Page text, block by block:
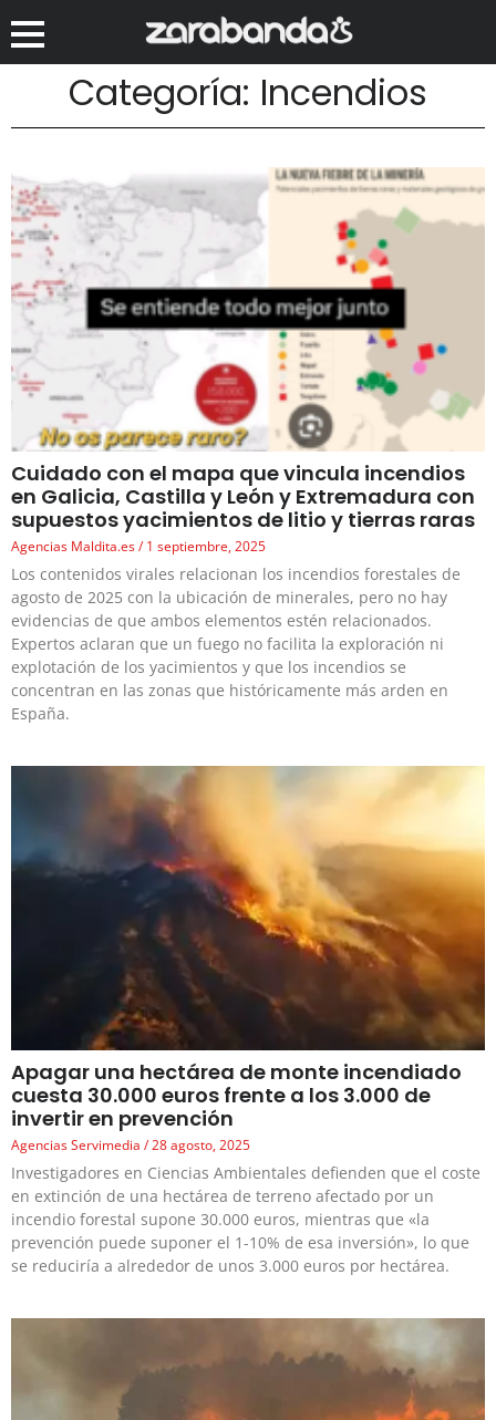
Categoría: Incendios
Cuidado con el mapa que vincula incendios
en Galicia, Castilla y León y Extremadura con
supuestos yacimientos de litio y tierras raras
Agencias Maldita.es 1 septiembre, 2025
Los contenidos virales relacionan los incendios forestales de
agosto de 2025 con la ubicación de minerales, pero no hay
evidencias de que ambos elementos estén relacionados.
Expertos aclaran que un fuego no facilita la exploración ni
explotación de los yacimientos y que los incendios se
concentran en las zonas que históricamente más arden en
España.
Apagar una hectárea de monte incendiado
cuesta 30.000 euros frente a los 3.000 de
invertir en prevención
Agencias Servimedia 28 agosto, 2025
Investigadores en Ciencias Ambientales defienden que el coste
en extinción de una hectárea de terreno afectado por un
incendio forestal supone 30.000 euros, mientras que «la
prevención puede suponer el 1-10% de esa inversión», lo que
se reduciría a alrededor de unos 3.000 euros por hectárea.